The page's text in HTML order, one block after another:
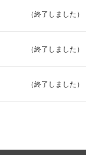
（終了しました
（終了しました
（終了しました